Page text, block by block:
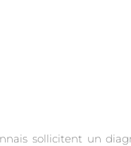
sollicitent un